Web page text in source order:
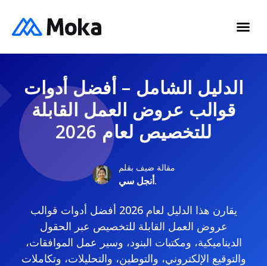
الدليل الشامل – أفضل أدوات
قوالب عروض العمل القابلة
للتخصيص لعام 2026
مقالة ضيف بقلم
أنجل سي.
يقارن هذا الدليل لعام 2026 أفضل أدوات قوالب
عروض العمل القابلة للتخصيص عبر الحقول
الديناميكية، ومكتبات البنود، وسير عمل الموافقات،
والتوقيع الإلكتروني، والتوطين، والتحليلات، وتكاملات